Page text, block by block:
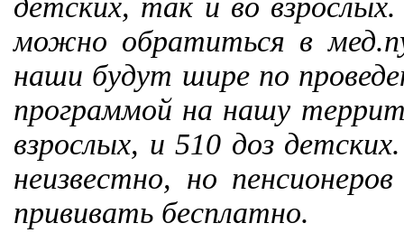
детских, так и во
можно обратиться в
наши будут шире по
программой на нашу
взрослых, и 510 доз
неизвестно, но
прививать бесплатно.